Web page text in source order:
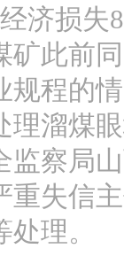
济损失
矿此前
规程的
理溜煤
监察局
重失信
理。